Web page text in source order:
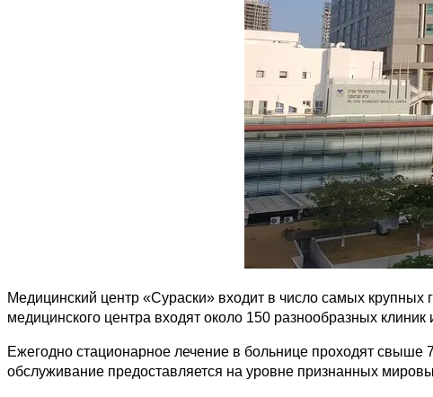
Медицинский центр «Сураски» входит в число самых
медицинского центра входят около 150 разнообразных
Ежегодно стационарное лечение в больнице проходят свыше
обслуживание предоставляется на уровне признанных